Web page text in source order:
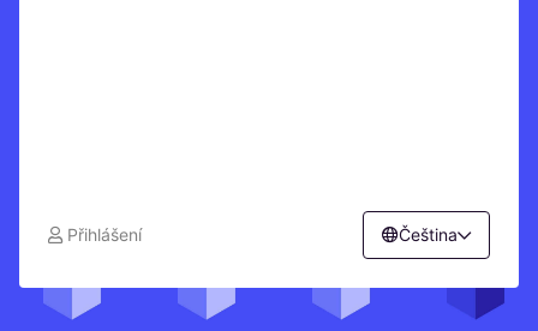
Přihlášení Čeština